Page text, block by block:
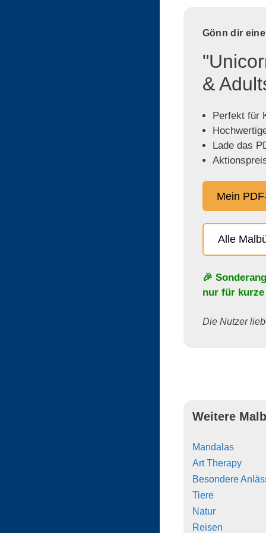
Gönn dir
&
Perfekt für
Lade das
Mein
Alle
🎉
nur für
Die Nutzer
Weitere
Mandalas
Art Therapy
Besondere
Tiere
Natur
Reisen